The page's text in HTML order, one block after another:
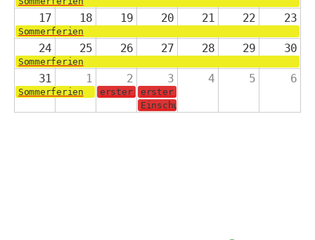
17 18 19 20 21 22 23
Sommerferien
24 25 26 27 28 29 30
Sommerferien
31 1 2 3 4 5 6
Sommerferien erster Schultag für die Jahrgänge 2-4
erster Schultag für die
Einschulungsgottesdienst in der